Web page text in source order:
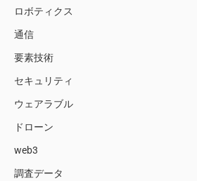
ロボティクス
通信
要素技術
セキュリティ
ウェアラブル
ドローン
web3
調査データ